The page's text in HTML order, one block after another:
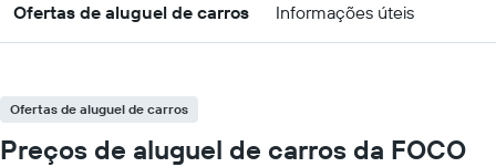
Ofertas de aluguel de carros Informações úteis
Ofertas de aluguel de carros
Preços de aluguel de carros da FOCO